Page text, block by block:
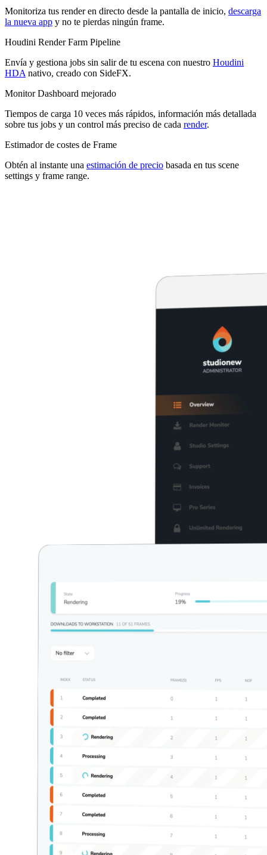
Obtén al instante unaestimación de preciobasada en tus scene
settings y frame range.
Recarga automática
Establece un umbral yRecarga automática recargará tu saldo
automáticamente para que tus jobs sigan ejecutándose.
Te damos la bienvenida a Drop & Render
Creado para profesionales que necesitan velocidad y fiabilidad: sube
cualquier job enminutos.
Nueva aplicación Monitor para iOS
Monitoriza tus render en directo desde la pantalla de inicio,descarga
la nueva appy no te pierdas ningún frame.